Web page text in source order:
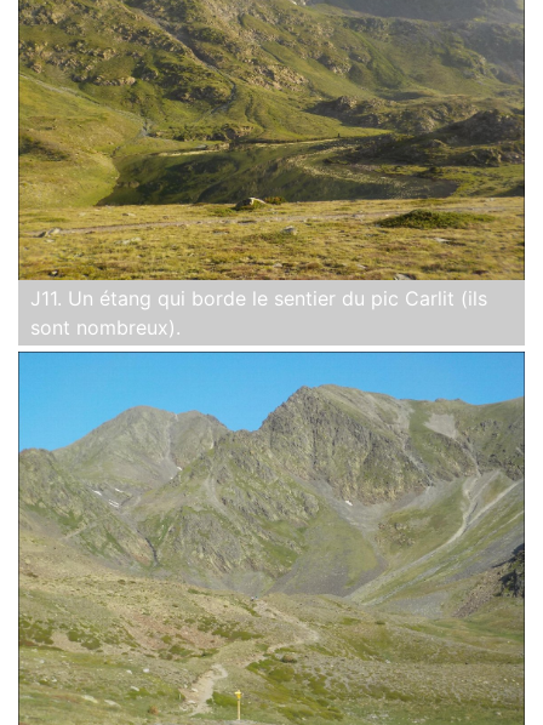
J11. Un étang qui borde le sentier du pic Carlit (ils
sont nombreux).